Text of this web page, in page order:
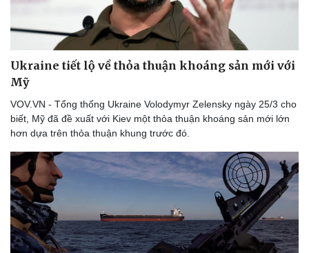
Ukraine tiết lộ về thỏa thuận khoáng sản mới với
Mỹ
VOV.VN - Tổng thống Ukraine Volodymyr Zelensky ngày 25/3 cho
biết, Mỹ đã đề xuất với Kiev một thỏa thuận khoáng sản mới lớn
hơn dựa trên thỏa thuận khung trước đó.